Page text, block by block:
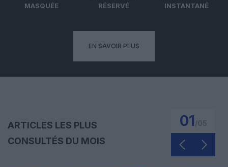
MASQUÉE
RÉSERVÉ
INSTANTANÉ
EN SAVOIR PLUS
ARTICLES LES PLUS
CONSULTÉS DU MOIS
01